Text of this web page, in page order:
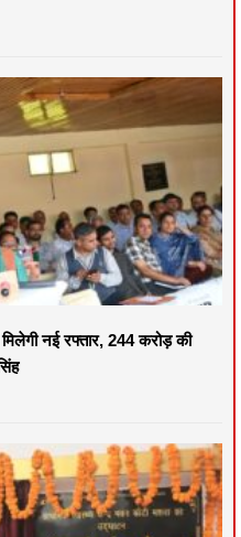
नई रफ्तार, 244 करोड़ की